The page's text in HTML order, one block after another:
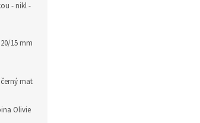
- nikl -
15 mm
mat
Olivie